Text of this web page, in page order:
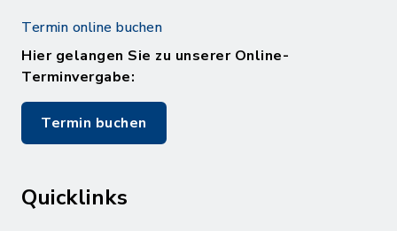
Termin online buchen
Hier gelangen Sie zu unserer Online-
Terminvergabe:
Termin buchen
Quicklinks